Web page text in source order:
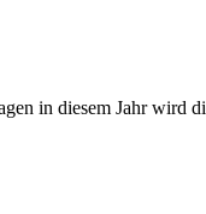
in diesem Jahr wird